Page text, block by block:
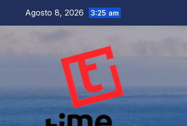
Agosto 8, 2026 3:25 am